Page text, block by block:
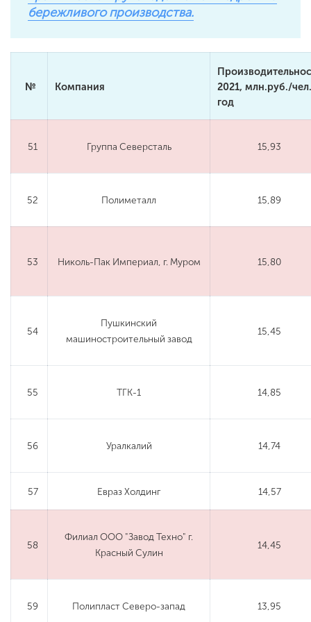
бережливого производства.
№ Компания
2021, млн.руб./
год
51 Группа Северсталь 15,93
52 Полиметалл 15,89
53 Николь-Пак Империал, г. Муром 15,80
54
Пушкинский
машиностроительный завод
15,45
55 ТГК-1 14,85
56 Уралкалий 14,74
57 Евраз Холдинг 14,57
58
Филиал ООО "Завод Техно" г.
Красный Сулин
14,45
59 Полипласт Северо-запад 13,95